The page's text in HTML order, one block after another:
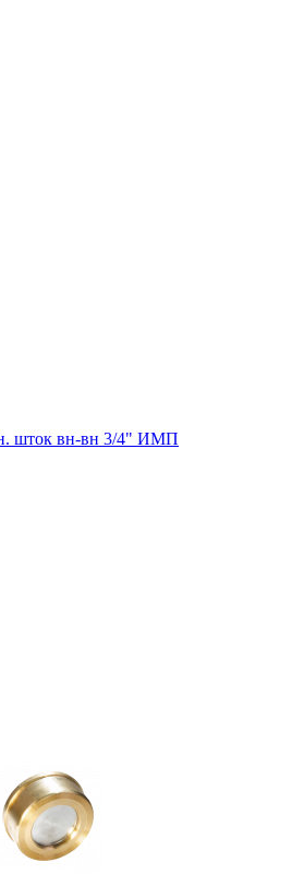
шток вн-вн 3/4" ИМП